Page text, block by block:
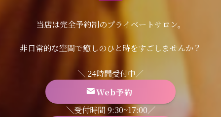
当店は完全予約制のプライベートサロン。
非日常的な空間で癒しのひと時をすごしませんか？
＼ 24時間受付中／
Web予約
＼受付時間 9:30~17:00／